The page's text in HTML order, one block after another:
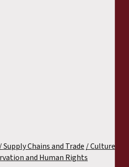
Supply Chains and Trade Culture
and Human Rights